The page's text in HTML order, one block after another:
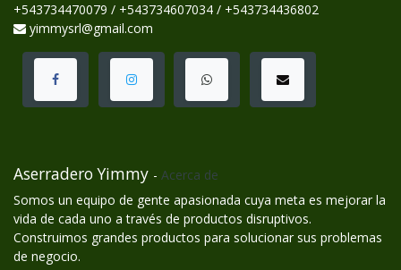
+543734470079 / +543734607034 / +543734436802
yimmysrl@gmail.com
Aserradero Yimmy - Acerca de
Somos un equipo de gente apasionada cuya meta es mejorar la
vida de cada uno a través de productos disruptivos.
Construimos grandes productos para solucionar sus problemas
de negocio.